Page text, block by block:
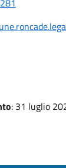
: 31 luglio